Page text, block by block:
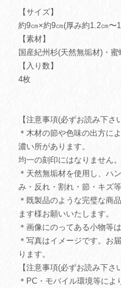
【サイズ】
約9㎝×約9㎝(厚み約1.2㎝〜
【素材】
国産紀州杉(天然無垢材)・蜜
【入り数】
4枚
【注意事項(必ずお読み下さ
＊木材の節や色味の出方に
濃い所があります。
均一の刻印にはなりません
＊天然無垢材を使用し、ハ
み・反れ・割れ・節・キズ
＊既製品のような完璧な商
ます様お願いいたします。
＊画像にのってある小物等
＊写真はイメージです。お
ります。
【注意事項(必ずお読み下さ
＊PC・モバイル環境等に